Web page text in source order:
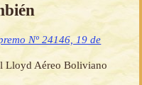
Nº 24146, 19 de
Lloyd Aéreo Boliviano